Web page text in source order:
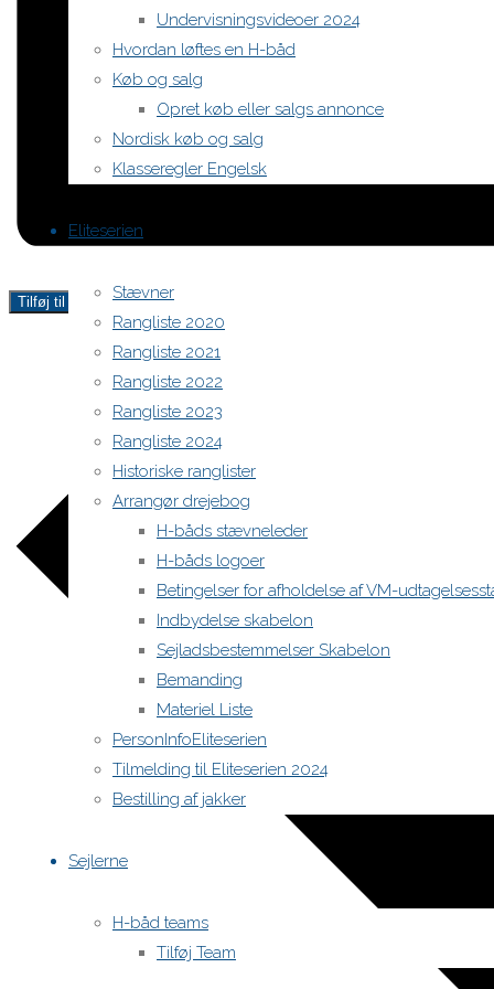
Undervisningsvideoer 2024
Hvordan løftes en H-båd
Køb og salg
Opret køb eller salgs annonce
Nordisk køb og salg
Klasseregler Engelsk
Eliteserien
Stævner
Rangliste 2020
Rangliste 2021
Rangliste 2022
Rangliste 2023
Rangliste 2024
Historiske ranglister
Arrangør drejebog
H-båds stævneleder
H-båds logoer
Betingelser for afholdelse af VM-
Indbydelse skabelon
Sejladsbestemmelser Skabelon
Bemanding
Materiel Liste
PersonInfoEliteserien
Tilmelding til Eliteserien 2024
Bestilling af jakker
Sejlerne
H-båd teams
Tilføj Team
Tilføj til kalender